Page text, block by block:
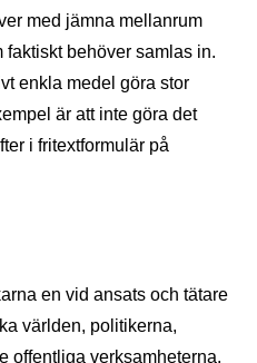
med jämna mellanrum
behöver samlas in.
enkla medel göra stor
är att inte göra det
i fritextformulär på
en vid ansats och tätare
världen, politikerna,
offentliga verksamheterna.